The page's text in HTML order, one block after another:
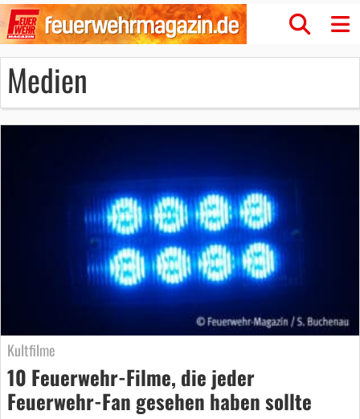
Medien
Kultfilme
10 Feuerwehr-Filme, die jeder
Feuerwehr-Fan gesehen haben sollte